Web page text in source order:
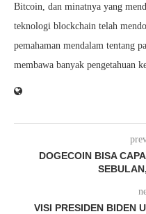
Bitcoin, dan minatnya yang
teknologi blockchain telah
pemahaman mendalam tentang
membawa banyak pengetahuan
DOGECOIN BISA
VISI PRESIDEN BIDEN